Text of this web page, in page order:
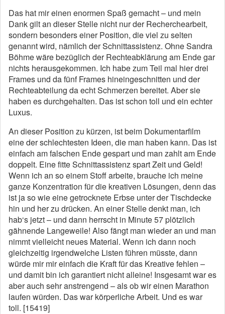
Das hat mir einen enormen Spaß gemacht – und mein
Dank gilt an dieser Stelle nicht nur der Recherchearbeit,
sondern besonders einer Position, die viel zu selten
genannt wird, nämlich der Schnittassistenz. Ohne Sandra
Böhme wäre bezüglich der Rechteabklärung am Ende gar
nichts heraus­gekommen. Ich habe zum Teil mal hier drei
Frames und da fünf Frames hineingeschnitten und der
Rechteabteilung da echt Schmerzen bereitet. Aber sie
haben es durchgehalten. Das ist schon toll und ein echter
Luxus.
An dieser Position zu kürzen, ist beim Dokumentarfilm
eine der schlechtesten Ideen, die man haben kann. Das ist
ein­fach am falschen Ende gespart und man zahlt am Ende
dop­pelt. Eine fitte Schnittassistenz spart Zeit und Geld!
Wenn ich an so einem Stoff arbeite, brauche ich meine
ganze Kon­zentration für die kreativen Lösungen, denn das
ist ja so wie eine getrocknete Erbse unter der Tischdecke
hin und her zu drücken. An einer Stelle denkt man, ich
hab‘s jetzt – und dann herrscht in Minute 57 plötzlich
gähnende Langeweile! Also fängt man wieder an und man
nimmt vielleicht neu­es Material. Wenn ich dann noch
gleichzeitig irgendwelche Listen führen müsste, dann
würde mir mir einfach die Kraft für das Kreative fehlen –
und damit bin ich garantiert nicht alleine! Insgesamt war es
aber auch sehr anstrengend – als ob wir einen Marathon
laufen würden. Das war körperliche Arbeit. Und es war
toll. [15419]